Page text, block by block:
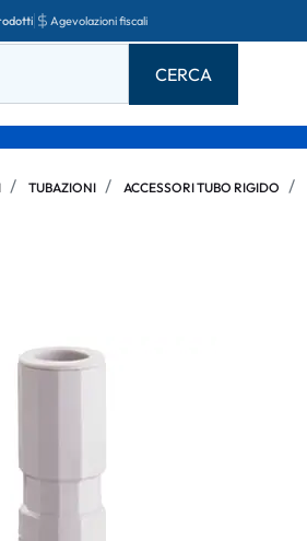
Agevolazioni fiscali
TUBAZIONI ACCESSORI TUBO RIGIDO